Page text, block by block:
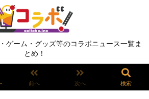
ゲーム・グッズ等のコラボニュース一覧ま
とめ！
前へ 次へ 検索